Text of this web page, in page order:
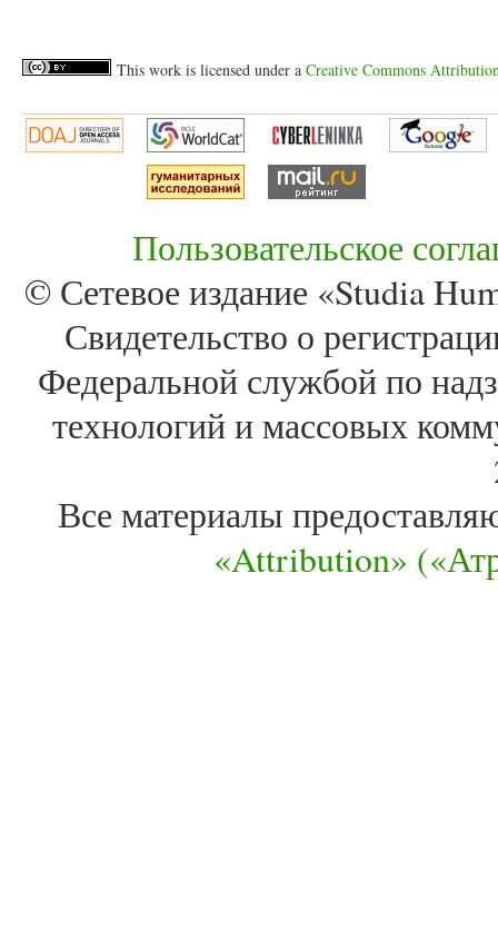
This work is licensed under a Creative Commons
Пользовательское
© Сетевое издание «Studia
Свидетельство о
Федеральной службой по
технологий и массовых
Все материалы
«Attribution»